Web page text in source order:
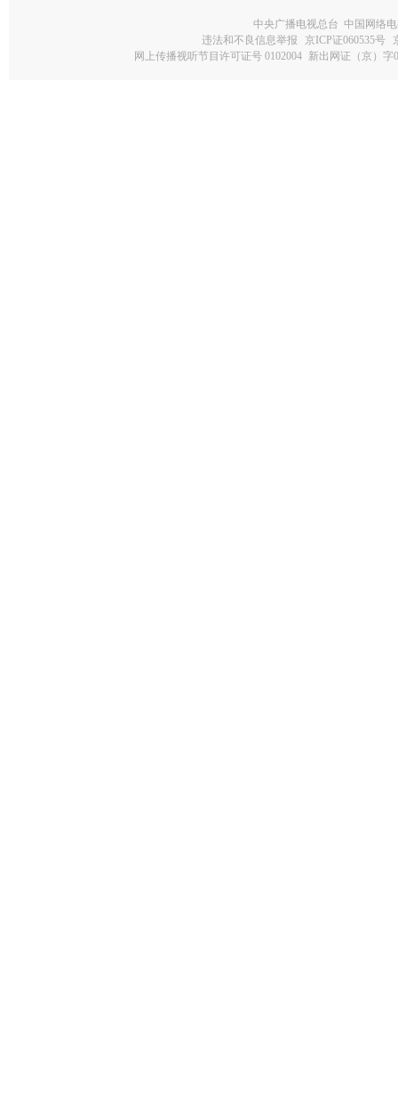
中央广播电视总台 中国网络
违法和不良信息举报
京ICP证060535号
网上传播视听节目许可证号 0102004 新出网证（京）